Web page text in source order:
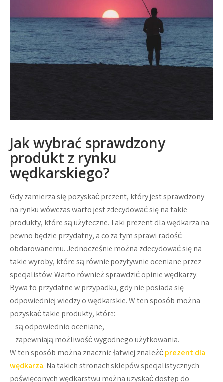
Jak wybrać sprawdzony
produkt z rynku
wędkarskiego?
Gdy zamierza się pozyskać prezent, który jest sprawdzony
na rynku wówczas warto jest zdecydować się na takie
produkty, które są użyteczne. Taki prezent dla wędkarza na
pewno będzie przydatny, a co za tym sprawi radość
obdarowanemu. Jednocześnie można zdecydować się na
takie wyroby, które są równie pozytywnie oceniane przez
specjalistów. Warto również sprawdzić opinie wędkarzy.
Bywa to przydatne w przypadku, gdy nie posiada się
odpowiedniej wiedzy o wędkarskie. W ten sposób można
pozyskać takie produkty, które:
– są odpowiednio oceniane,
– zapewniają możliwość wygodnego użytkowania.
W ten sposób można znacznie łatwiej znaleźćprezent dla
wędkarza. Na takich stronach sklepów specjalistycznych
poświęconych wędkarstwu można uzyskać dostęp do